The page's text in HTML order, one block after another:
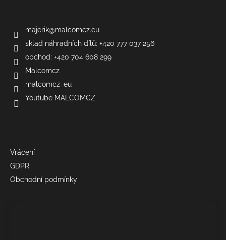
majerik@malcomcz.eu
sklad náhradních dílů: +420 777 037 256
obchod: +420 704 608 299
Malcomcz
malcomcz_eu
Youtube MALCOMCZ
Vrácení
GDPR
Obchodní podmínky